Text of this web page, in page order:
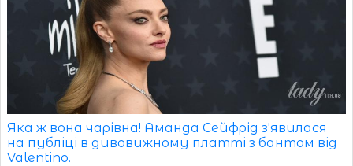
Яка ж вона чарівна! Аманда Сейфрід з'явилася
на публіці в дивовижному платті з бантом від
Valentino.